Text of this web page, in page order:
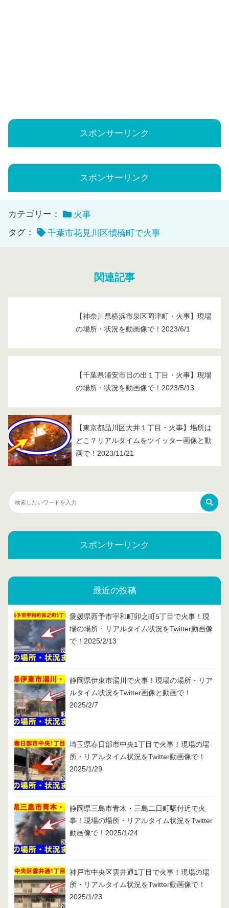
スポンサーリンク
スポンサーリンク
カテゴリー：
火事
タグ：
千葉市花見川区犢橋町で火事
関連記事
【神奈川県横浜市泉区岡津町・火事】現場
の場所・状況を動画像で！2023/6/1
【千葉県浦安市日の出１丁目・火事】現場
の場所・状況を動画像で！2023/5/13
【東京都品川区大井１丁目・火事】場所は
どこ？リアルタイムをツイッター画像と動
画で！2023/11/21
スポンサーリンク
最近の投稿
愛媛県西予市宇和町卯之町5丁目で火事！現
場の場所・リアルタイム状況をTwitter動画像
で！2025/2/13
静岡県伊東市湯川で火事！現場の場所・リア
ルタイム状況をTwitter画像と動画で！
2025/2/7
埼玉県春日部市中央1丁目で火事！現場の場
所・リアルタイム状況をTwitter動画像で！
2025/1/29
静岡県三島市青木・三島二日町駅付近で火
事！現場の場所・リアルタイム状況をTwitter
動画像で！2025/1/24
神戸市中央区雲井通1丁目で火事！現場の場
所・リアルタイム状況をTwitter動画像で！
2025/1/23